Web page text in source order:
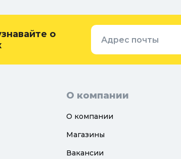
и укрывной
Придверные коврики
о
Адрес почты
О компании
О компании
Магазины
Вакансии